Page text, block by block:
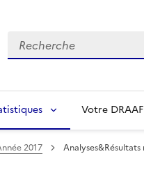
Recherche
Votre DRAAF
2017 Analyses&Résultats